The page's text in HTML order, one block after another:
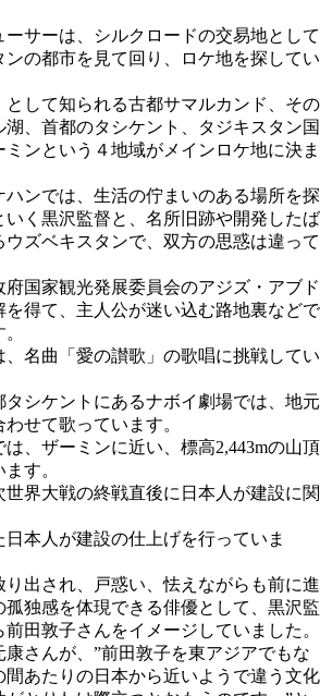
サーは、シルクロードの交易地として
の都市を見て回り、ロケ地を探してい
として知られる古都サマルカンド、その
、首都のタシケント、タジキスタン国
ンという４地域がメインロケ地に決ま
ハンでは、生活の佇まいのある場所を探
いく黒沢監督と、名所旧跡や開発したば
ズベキスタンで、双方の思惑は違って
府国家観光発展委員会のアジズ・アブド
得て、主人公が迷い込む路地裏などで
名曲「愛の讃歌」の歌唱に挑戦してい
タシケントにあるナボイ劇場では、地元
せて歌っています。
、ザーミンに近い、標高2,443mの山頂
す。
界大戦の終戦直後に日本人が建設に関
日本人が建設の仕上げを行っていま
出され、戸惑い、怯えながらも前に進
孤独感を体現できる俳優として、黒沢監
田敦子さんをイメージしていました。
さんが、”前田敦子を東アジアでもな
間あたりの日本から近いようで違う文化